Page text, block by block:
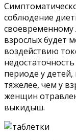
соблюдение
взрослых будет
воздействию
периоде у
тяжелее, чем у
женщин
выкидыш.